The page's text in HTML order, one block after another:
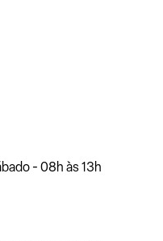
- 08h às 13h